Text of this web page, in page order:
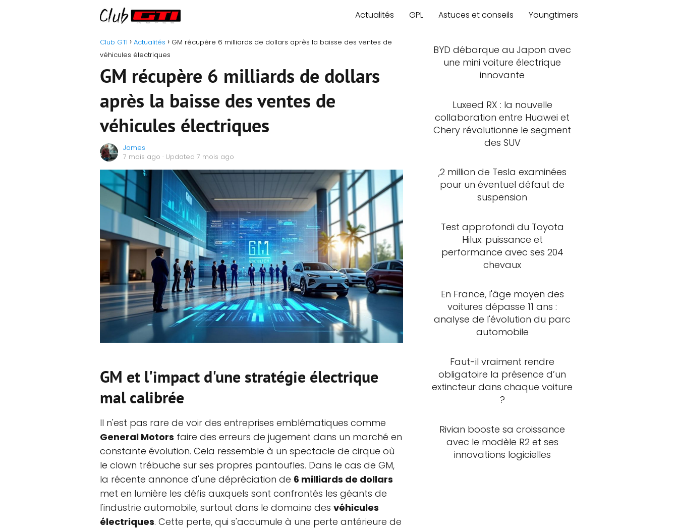
Actualités GPL Astuces et conseils Youngtimers
Club GTI Actualités
GM récupère 6 milliards de dollars après la baisse des ventes de
véhicules électriques
GM récupère 6 milliards de dollars
après la baisse des ventes de
véhicules électriques
James
7 mois ago · Updated 7 mois ago
GM et l'impact d'une stratégie électrique
mal calibrée
Il n'est pas rare de voir des entreprises emblématiques comme
General Motors faire des erreurs de jugement dans un marché en
constante évolution. Cela ressemble à un spectacle de cirque où
le clown trébuche sur ses propres pantoufles. Dans le cas de GM,
la récente annonce d'une dépréciation de 6 milliards de dollars
met en lumière les défis auxquels sont confrontés les géants de
l'industrie automobile, surtout dans le domaine des véhicules
électriques. Cette perte, qui s'accumule à une perte antérieure de
BYD débarque au Japon avec
une mini voiture électrique
innovante
Luxeed RX : la nouvelle
collaboration entre Huawei et
Chery révolutionne le segment
des SUV
,2 million de Tesla examinées
pour un éventuel défaut de
suspension
Test approfondi du Toyota
Hilux: puissance et
performance avec ses 204
chevaux
En France, l'âge moyen des
voitures dépasse 11 ans :
analyse de l'évolution du parc
automobile
Faut-il vraiment rendre
obligatoire la présence d’un
extincteur dans chaque voiture
?
Rivian booste sa croissance
avec le modèle R2 et ses
innovations logicielles